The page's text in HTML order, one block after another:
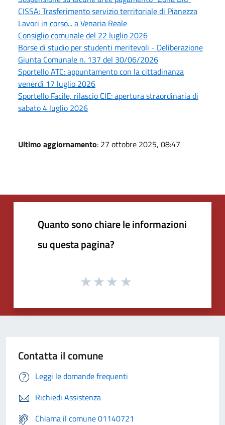
CISSA: Trasferimento servizio territoriale di Pianezza
Lavori in corso... a Venaria Reale
Consiglio comunale del 22 luglio 2026
Borse di studio per studenti meritevoli - Deliberazione
Giunta Comunale n. 137 del 30/06/2026
Sportello ATC: appuntamento con la cittadinanza
venerdì 17 luglio 2026
Sportello Facile, rilascio CIE: apertura straordinaria di
sabato 4 luglio 2026
Ultimo aggiornamento: 27 ottobre 2025, 08:47
Quanto sono chiare le informazioni
su questa pagina?
Contatta il comune
Leggi le domande frequenti
Richiedi Assistenza
Chiama il comune 01140721